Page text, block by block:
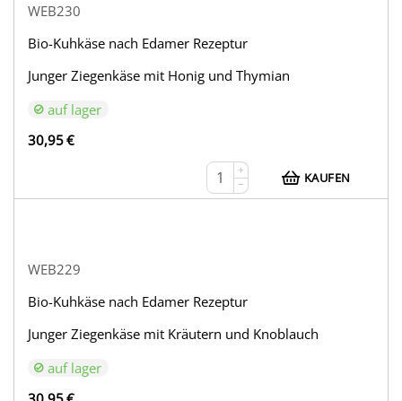
WEB230
Bio-Kuhkäse nach Edamer Rezeptur
Junger Ziegenkäse mit Honig und Thymian
auf lager
30,95€
+
−
KAUFEN
WEB229
Bio-Kuhkäse nach Edamer Rezeptur
Junger Ziegenkäse mit Kräutern und Knoblauch
auf lager